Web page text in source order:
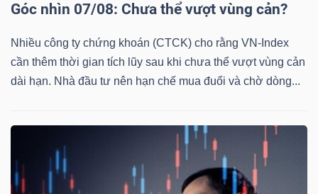
Góc nhìn 07/08: Chưa thể vượt vùng cản?
Nhiều công ty chứng khoán (CTCK) cho rằng VN-Index
cần thêm thời gian tích lũy sau khi chưa thể vượt vùng cản
dài hạn. Nhà đầu tư nên hạn chế mua đuổi và chờ dòng...
Sách
chính
Công